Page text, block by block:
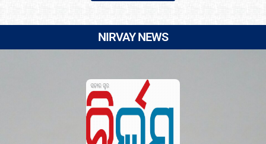
NIRVAY NEWS